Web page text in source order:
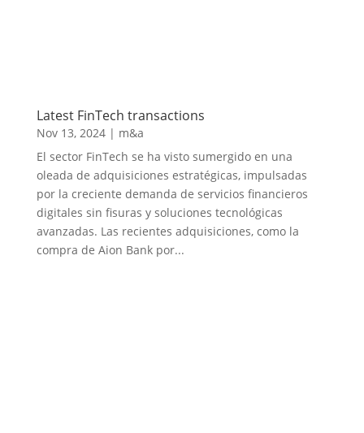
Latest FinTech transactions
Nov 13, 2024| m&a
El sector FinTech se ha visto sumergido en una
oleada de adquisiciones estratégicas, impulsadas
por la creciente demanda de servicios financieros
digitales sin fisuras y soluciones tecnológicas
avanzadas. Las recientes adquisiciones, como la
compra de Aion Bank por...